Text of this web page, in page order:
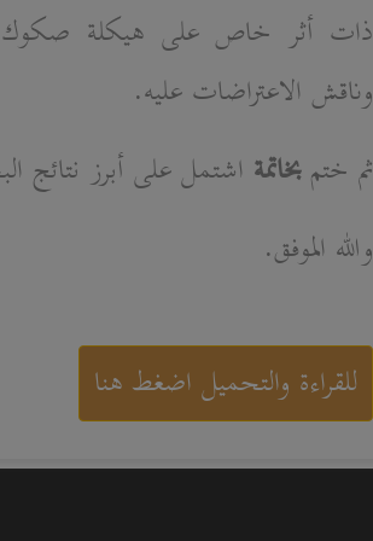
ذات أثر خاص على هيكلة
وناقش الاعتراضات عليه.
ثم ختمبخاتمة اشتمل على أبرز نتائج
والله الموفق.
للقراءة والتحميل اضغط هنا